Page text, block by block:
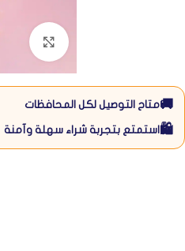
🚚متاح التوصيل لكل المحافظات
🛍️ استمتع بتجربة شراء سهلة وآمنة